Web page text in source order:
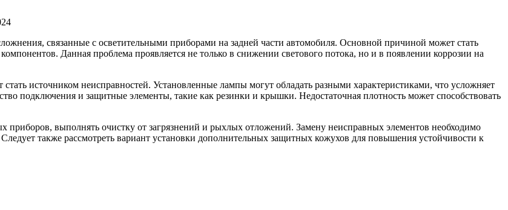
связанные с осветительными приборами на задней части автомобиля. Основной причиной может стать
Данная проблема проявляется не только в снижении светового потока, но и в появлении коррозии на
источником неисправностей. Установленные лампы могут обладать разными характеристиками, что усложняет
подключения и защитные элементы, такие как резинки и крышки. Недостаточная плотность может способствовать
приборов, выполнять очистку от загрязнений и рыхлых отложений. Замену неисправных элементов необходимо
также рассмотреть вариант установки дополнительных защитных кожухов для повышения устойчивости к